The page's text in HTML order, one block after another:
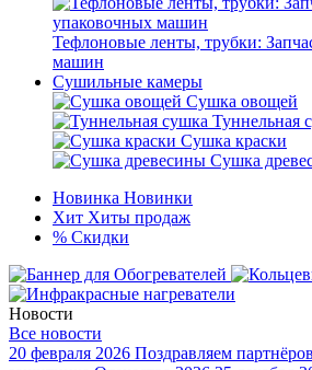
Тефлоновые ленты, трубки:
машин
Сушильные камеры
Сушка овощей
Туннельная
Сушка краски
Сушка
Новинка Новинки
Хит Хиты продаж
% Скидки
Новости
Все новости
20 февраля 2026 Поздравляем